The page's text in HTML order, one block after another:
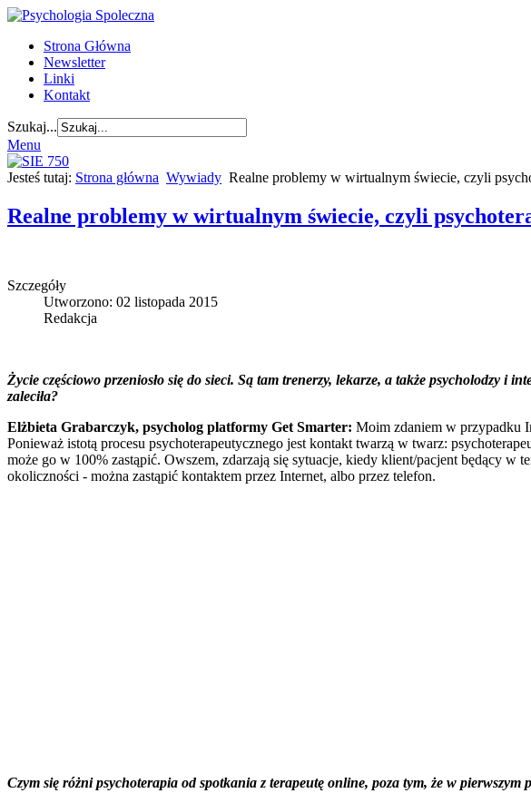
Strona Główna
Newsletter
Linki
Kontakt
Szukaj...
Menu
Jesteś tutaj: Strona główna Wywiady Realne problemy w wirtualnym świecie, czyli
Realne problemy w wirtualnym świecie, czyli
Szczegóły
Utworzono: 02 listopada 2015
Redakcja
Życie częściowo przeniosło się do sieci. Są tam trenerzy, lekarze, a także psycholodzy
zaleciła?
Elżbieta Grabarczyk, psycholog platformy Get Smarter: Moim zdaniem w przypadku
Ponieważ istotą procesu psychoterapeutycznego jest kontakt twarzą w twarz:
może go w 100% zastąpić. Owszem, zdarzają się sytuacje, kiedy klient/pacjent będący
okoliczności - można zastąpić kontaktem przez Internet, albo przez telefon.
Czym się różni psychoterapia od spotkania z terapeutę online, poza tym, że w